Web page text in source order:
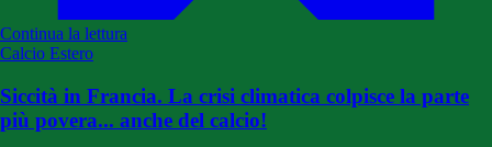
Continua la lettura
Calcio Estero
Siccità in Francia. La crisi climatica colpisce la parte
più povera... anche del calcio!